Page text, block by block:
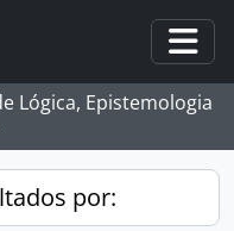
Lógica, Epistemologia
por: